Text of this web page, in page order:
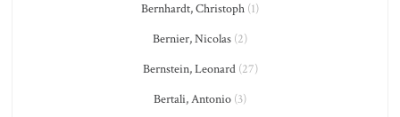
Bernhardt, Christoph (1)
Bernier, Nicolas (2)
Bernstein, Leonard(27)
Bertali, Antonio (3)